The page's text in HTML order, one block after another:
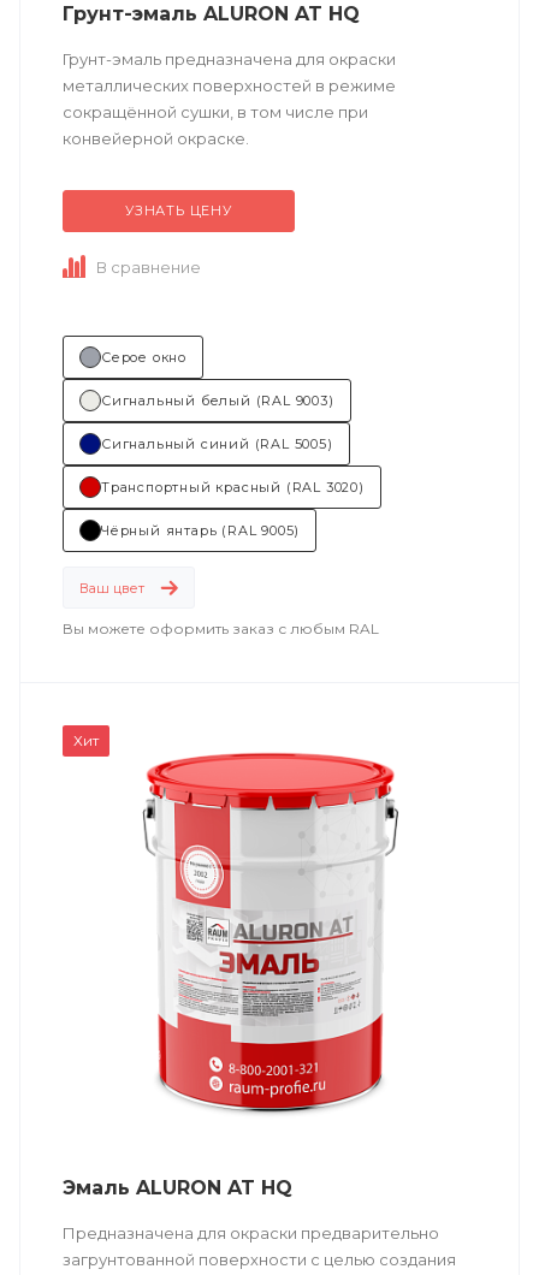
Грунт-эмаль ALURON AT HQ
Грунт-эмаль предназначена для окраски
металлических поверхностей в режиме
сокращённой сушки, в том числе при
конвейерной окраске.
Техническое описание
УЗНАТЬ ЦЕНУ
В сравнение
Серое окно
Сигнальный белый (RAL 9003)
Сигнальный синий (RAL 5005)
Транспортный красный (RAL 3020)
Чёрный янтарь (RAL 9005)
Ваш цвет
Вы можете оформить заказ с любым RAL
Хит
Эмаль ALURON AT HQ
Предназначена для окраски предварительно
загрунтованной поверхности с целью создания